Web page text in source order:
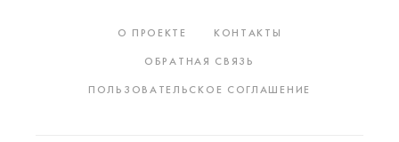
О ПРОЕКТЕ
КОНТАКТЫ
ОБРАТНАЯ СВЯЗЬ
ПОЛЬЗОВАТЕЛЬСКОЕ СОГЛАШЕНИЕ